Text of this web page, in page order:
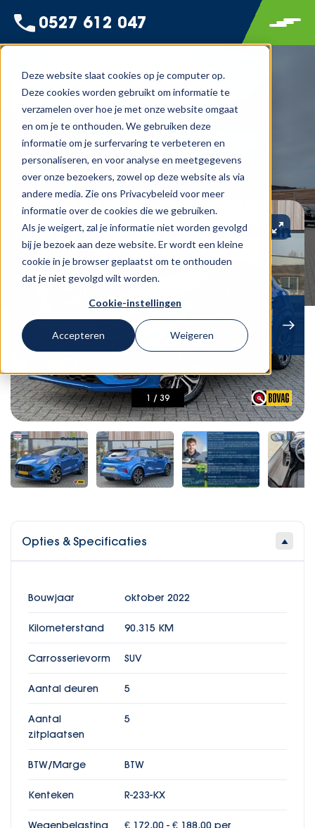
Deze website slaat cookies op je computer op.
Deze cookies worden gebruikt om informatie te
verzamelen over hoe je met onze website omgaat
en om je te onthouden. We gebruiken deze
informatie om je surfervaring te verbeteren en
personaliseren, en voor analyse en meetgegevens
over onze bezoekers, zowel op deze website als via
andere media. Zie ons Privacybeleid voor meer
informatie over de cookies die we gebruiken.
Als je weigert, zal je informatie niet worden gevolgd
bij je bezoek aan deze website. Er wordt een kleine
cookie in je browser geplaatst om te onthouden
dat je niet gevolgd wilt worden.
Cookie-instellingen
Accepteren Weigeren
0527 612 047
Terug naar overzicht
1 / 39
Opties & Specificaties
Bouwjaar oktober 2022
Kilometerstand 90.315 KM
Carrosserievorm SUV
Aantal deuren 5
Aantal
zitplaatsen
5
BTW/Marge BTW
Kenteken R-233-KX
Wegenbelasting
€ 172,00 - € 188,00 per